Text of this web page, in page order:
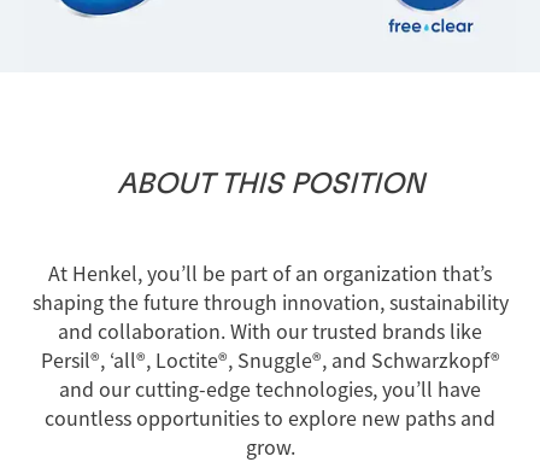
ABOUT THIS POSITION
At Henkel, you’ll be part of an organization that’s
shaping the future through innovation, sustainability
and collaboration. With our trusted brands like
Persil®, ‘all®, Loctite®, Snuggle®, and Schwarzkopf®
and our cutting-edge technologies, you’ll have
countless opportunities to explore new paths and
grow.